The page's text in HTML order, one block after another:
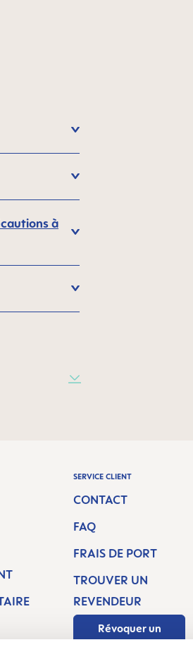
à
SERVICE CLIENT
CONTACT
FAQ
FRAIS DE PORT
TROUVER UN
REVENDEUR
Révoquer un